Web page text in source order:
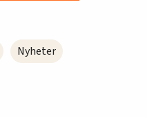
Nyheter